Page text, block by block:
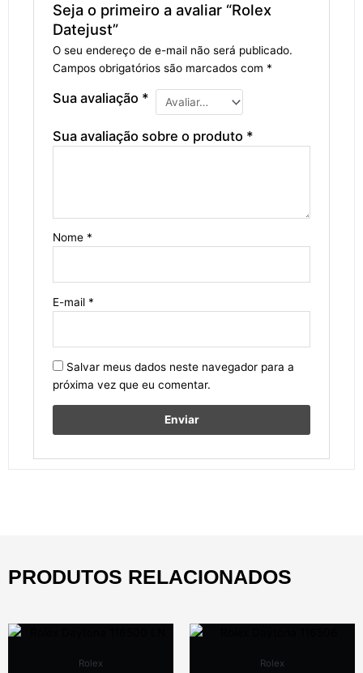
Seja o primeiro a avaliar “Rolex
Datejust”
O seu endereço de e-mail não será publicado.
Campos obrigatórios são marcados com *
Sua avaliação *
Sua avaliação sobre o produto *
Nome *
E-mail *
Salvar meus dados neste navegador para a
próxima vez que eu comentar.
PRODUTOS RELACIONADOS
Rolex Rolex